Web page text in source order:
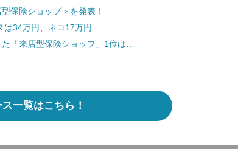
保険ショップ＞を発表！
34万円、ネコ17万円
「来店型保険ショップ」1位は…
一覧はこちら！